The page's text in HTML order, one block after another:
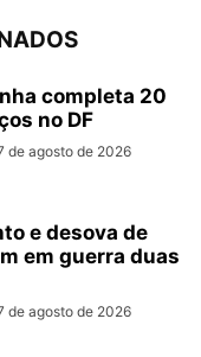
completa 20
no DF
de agosto de 2026
e desova de
em guerra duas
de agosto de 2026